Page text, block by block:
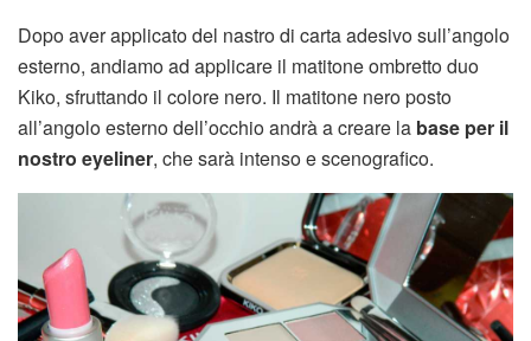
Dopo aver applicato del nastro di carta adesivo sull’angolo
esterno, andiamo ad applicare il matitone ombretto duo
Kiko, sfruttando il colore nero. Il matitone nero posto
all’angolo esterno dell’occhio andrà a creare la base per il
nostro eyeliner, che sarà intenso e scenografico.